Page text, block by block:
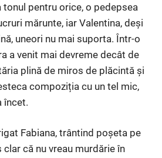
pentru orice, o pedepsea
mărunte, iar Valentina, deși
uneori nu mai suporta. Într-o
a venit mai devreme decât de
plină de miros de plăcintă și
compoziția cu un tel mic,
încet.
Fabiana, trântind poșeta pe
că nu vreau murdărie în